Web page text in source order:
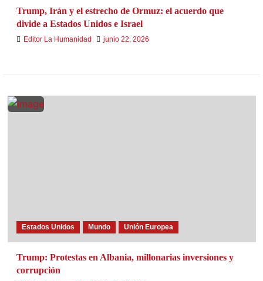
Trump, Irán y el estrecho de Ormuz: el acuerdo que
divide a Estados Unidos e Israel
Editor La Humanidad junio 22, 2026
Estados Unidos Mundo Unión Europea
Trump: Protestas en Albania, millonarias inversiones y
corrupción